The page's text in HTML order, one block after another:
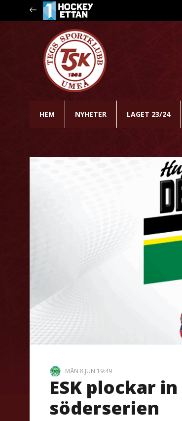
HEM NYHETER LAGET 23/24
MÅN 8 JUN 19:49
ESK plockar
söderserien